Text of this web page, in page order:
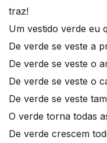
traz!
Um vestido verde eu
De verde se veste a
De verde se veste o
De verde se veste o
De verde se veste
O verde torna todas
De verde crescem